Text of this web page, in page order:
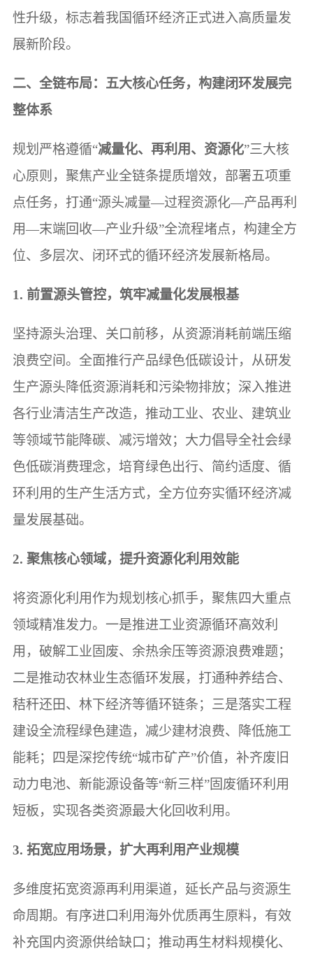
性升级，标志着我国循环经济正式进入高质量发
展新阶段。
二、全链布局：五大核心任务，构建闭环发展完
整体系
规划严格遵循“减量化、再利用、资源化”三大核
心原则，聚焦产业全链条提质增效，部署五项重
点任务，打通“源头减量—过程资源化—产品再利
用—末端回收—产业升级”全流程堵点，构建全方
位、多层次、闭环式的循环经济发展新格局。
1. 前置源头管控，筑牢减量化发展根基
坚持源头治理、关口前移，从资源消耗前端压缩
浪费空间。全面推行产品绿色低碳设计，从研发
生产源头降低资源消耗和污染物排放；深入推进
各行业清洁生产改造，推动工业、农业、建筑业
等领域节能降碳、减污增效；大力倡导全社会绿
色低碳消费理念，培育绿色出行、简约适度、循
环利用的生产生活方式，全方位夯实循环经济减
量发展基础。
2. 聚焦核心领域，提升资源化利用效能
将资源化利用作为规划核心抓手，聚焦四大重点
领域精准发力。一是推进工业资源循环高效利
用，破解工业固废、余热余压等资源浪费难题；
二是推动农林业生态循环发展，打通种养结合、
秸秆还田、林下经济等循环链条；三是落实工程
建设全流程绿色建造，减少建材浪费、降低施工
能耗；四是深挖传统“城市矿产”价值，补齐废旧
动力电池、新能源设备等“新三样”固废循环利用
短板，实现各类资源最大化回收利用。
3. 拓宽应用场景，扩大再利用产业规模
多维度拓宽资源再利用渠道，延长产品与资源生
命周期。有序进口利用海外优质再生原料，有效
补充国内资源供给缺口；推动再生材料规模化、